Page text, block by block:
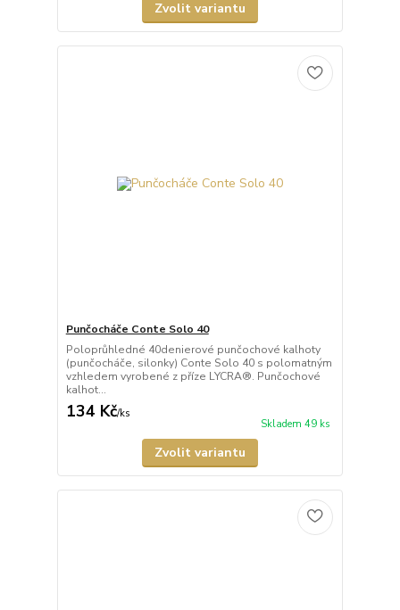
Zvolit variantu
Punčocháče Conte Solo 40
Poloprůhledné 40denierové punčochové kalhoty
(punčocháče, silonky) Conte Solo 40 s polomatným
vzhledem vyrobené z příze LYCRA®. Punčochové
kalhot...
134 Kč/ks
Skladem 49 ks
Zvolit variantu